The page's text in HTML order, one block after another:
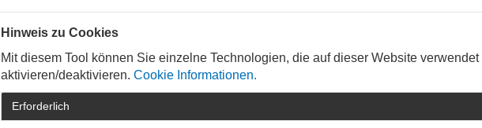
MEINUNG MEINUNG
Hinweis zu Cookies
Mit diesem Tool können Sie einzelne Technologien, die auf dieser Website verwendet
aktivieren/deaktivieren. Cookie Informationen.
Erforderlich